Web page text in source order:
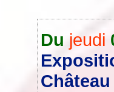
Du jeudi